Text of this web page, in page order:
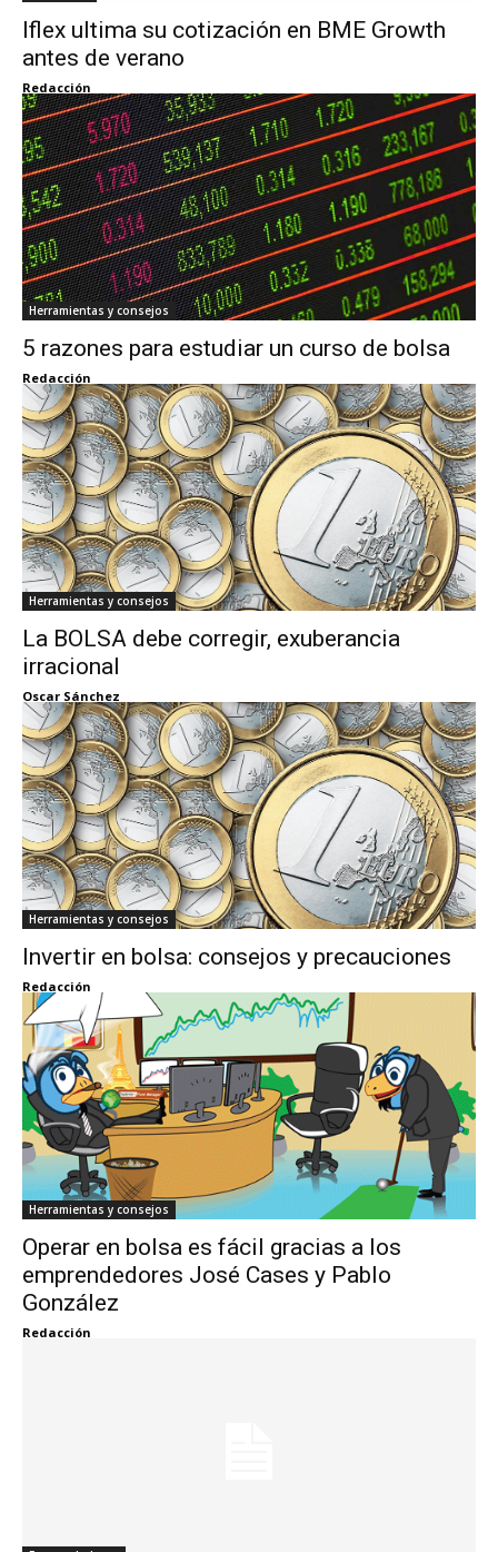
Iflex ultima su cotización en BME Growth
antes de verano
Redacción
Herramientas y consejos
5 razones para estudiar un curso de bolsa
Redacción
Herramientas y consejos
La BOLSA debe corregir, exuberancia
irracional
Oscar Sánchez
Herramientas y consejos
Invertir en bolsa: consejos y precauciones
Redacción
Herramientas y consejos
Operar en bolsa es fácil gracias a los
emprendedores José Cases y Pablo
González
Redacción